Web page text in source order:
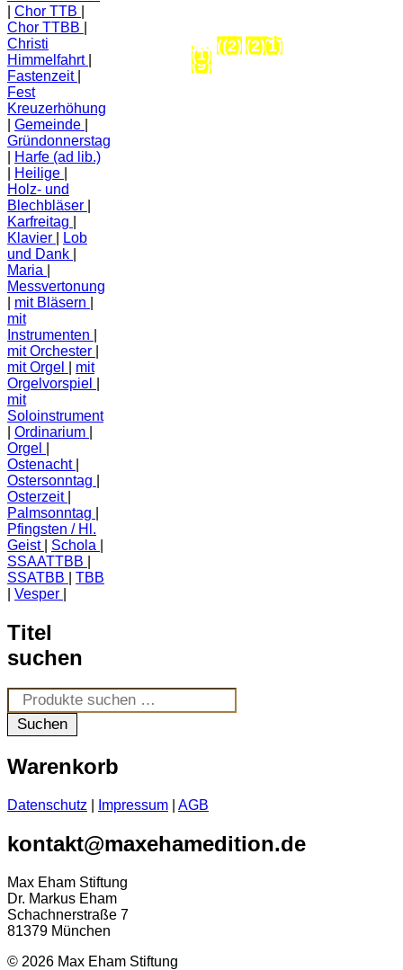
Tagzeitenliturgie(3)
Kirchenjahr - gedruckt
(9)
Johannespassion(1)
Deutsche Bauernmesse
(1)
Heilige Nacht (2)
Audio (2)
Bücher(2)
Chor TTB
Chor TTBB
Christi
Himmelfahrt
Fastenzeit
Fest
Kreuzerhöhung
Gemeinde
Gründonnerstag
Harfe (ad lib.)
Heilige
Holz- und
Blechbläser
Karfreitag
Klavier
Lob
und Dank
Maria
Messvertonung
mit Bläsern
mit
Instrumenten
mit Orchester
mit Orgel
mit
Orgelvorspiel
mit
Soloinstrument
Ordinarium
Orgel
Ostenacht
Ostersonntag
Osterzeit
Palmsonntag
Pfingsten / Hl.
Geist
Schola
SSAATTBB
SSATBB
TBB
Vesper
Titel
suchen
Suchen
nach:
Suchen
Warenkorb
Datenschutz Impressum AGB
kontakt@maxehamedition.de
Max Eham Stiftung
Dr. Markus Eham
Schachnerstraße 7
81379 München
© 2026 Max Eham Stiftung